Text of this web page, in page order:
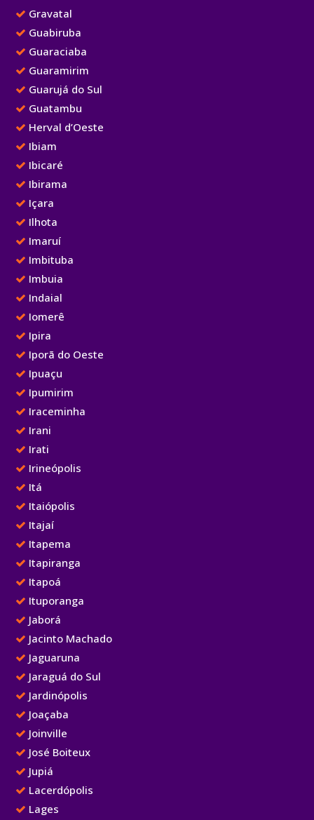
Gravatal
Guabiruba
Guaraciaba
Guaramirim
Guarujá do Sul
Guatambu
Herval d’Oeste
Ibiam
Ibicaré
Ibirama
Içara
Ilhota
Imaruí
Imbituba
Imbuia
Indaial
Iomerê
Ipira
Iporã do Oeste
Ipuaçu
Ipumirim
Iraceminha
Irani
Irati
Irineópolis
Itá
Itaiópolis
Itajaí
Itapema
Itapiranga
Itapoá
Ituporanga
Jaborá
Jacinto Machado
Jaguaruna
Jaraguá do Sul
Jardinópolis
Joaçaba
Joinville
José Boiteux
Jupiá
Lacerdópolis
Lages